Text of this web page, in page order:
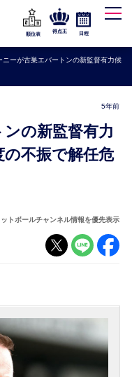
順位表
得点王 日程
ニーが古巣エバートンの新監督有力候
5年前
不振で解任危
トボールチャンネル情報を優先表示